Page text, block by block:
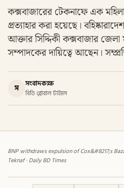
কক্সবাজারের টেকনাফে এক
প্রত্যাহার করা হয়েছে।
আক্তার সিদ্দিকী কক্সবাজার জেলা
সম্পাদকের দায়িত্বে আছেন।
স সংবাদকক্ষ
বিডি গ্লোবাল টাইমস
BNP withdraws expulsion of Cox&#8217;s
Teknaf · Daily BD Times